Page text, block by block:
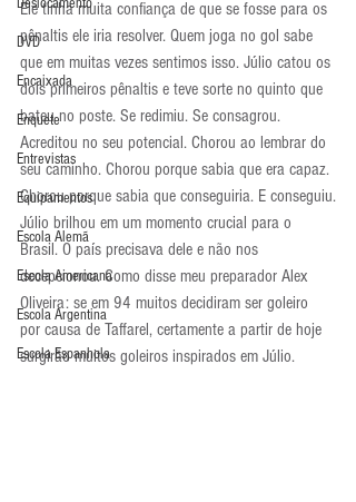
DVD
Encaixada
Enquete
Entrevistas
Equipamentos
Escola Alemã
Escola Americana
Escola Argentina
Escola Espanhola
Ele tinha muita confiança de que se fosse para os
pênaltis ele iria resolver. Quem joga no gol sabe
que em muitas vezes sentimos isso. Júlio catou os
dois primeiros pênaltis e teve sorte no quinto que
bateu no poste. Se redimiu. Se consagrou.
Acreditou no seu potencial. Chorou ao lembrar do
seu caminho. Chorou porque sabia que era capaz.
Chorou porque sabia que conseguiria. E conseguiu.
Júlio brilhou em um momento crucial para o
Brasil. O país precisava dele e não nos
decepcionou. Como disse meu preparador Alex
Oliveira: se em 94 muitos decidiram ser goleiro
por causa de Taffarel, certamente a partir de hoje
surgirão muitos goleiros inspirados em Júlio.